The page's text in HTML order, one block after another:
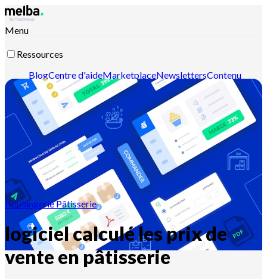
Menu
Ressources
BlogCentre d'aideMarketplaceNewslettersContenu
intelligentDocumentation APIDocumentation MCP
Contactez-nousDécouvrir melba
Boulangerie Pâtisserie
logiciel calculé les prix de
vente en pâtisserie